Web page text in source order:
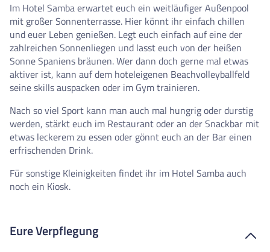
Im Hotel Samba erwartet euch ein weitläufiger Außenpool
mit großer Sonnenterrasse. Hier könnt ihr einfach chillen
und euer Leben genießen. Legt euch einfach auf eine der
zahlreichen Sonnenliegen und lasst euch von der heißen
Sonne Spaniens bräunen. Wer dann doch gerne mal etwas
aktiver ist, kann auf dem hoteleigenen Beachvolleyballfeld
seine skills auspacken oder im Gym trainieren.
Nach so viel Sport kann man auch mal hungrig oder durstig
werden, stärkt euch im Restaurant oder an der Snackbar mit
etwas leckerem zu essen oder gönnt euch an der Bar einen
erfrischenden Drink.
Für sonstige Kleinigkeiten findet ihr im Hotel Samba auch
noch ein Kiosk.
Eure Verpflegung